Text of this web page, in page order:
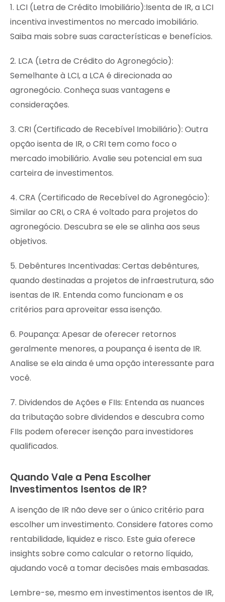
1. LCI (Letra de Crédito Imobiliário):Isenta de IR, a LCI
incentiva investimentos no mercado imobiliário.
Saiba mais sobre suas características e benefícios.
2. LCA (Letra de Crédito do Agronegócio):
Semelhante à LCI, a LCA é direcionada ao
agronegócio. Conheça suas vantagens e
considerações.
3. CRI (Certificado de Recebível Imobiliário): Outra
opção isenta de IR, o CRI tem como foco o
mercado imobiliário. Avalie seu potencial em sua
carteira de investimentos.
4. CRA (Certificado de Recebível do Agronegócio):
Similar ao CRI, o CRA é voltado para projetos do
agronegócio. Descubra se ele se alinha aos seus
objetivos.
5. Debêntures Incentivadas: Certas debêntures,
quando destinadas a projetos de infraestrutura, são
isentas de IR. Entenda como funcionam e os
critérios para aproveitar essa isenção.
6. Poupança: Apesar de oferecer retornos
geralmente menores, a poupança é isenta de IR.
Analise se ela ainda é uma opção interessante para
você.
7. Dividendos de Ações e FIIs: Entenda as nuances
da tributação sobre dividendos e descubra como
FIIs podem oferecer isenção para investidores
qualificados.
Quando Vale a Pena Escolher
Investimentos Isentos de IR?
A isenção de IR não deve ser o único critério para
escolher um investimento. Considere fatores como
rentabilidade, liquidez e risco. Este guia oferece
insights sobre como calcular o retorno líquido,
ajudando você a tomar decisões mais embasadas.
Lembre-se, mesmo em investimentos isentos de IR,